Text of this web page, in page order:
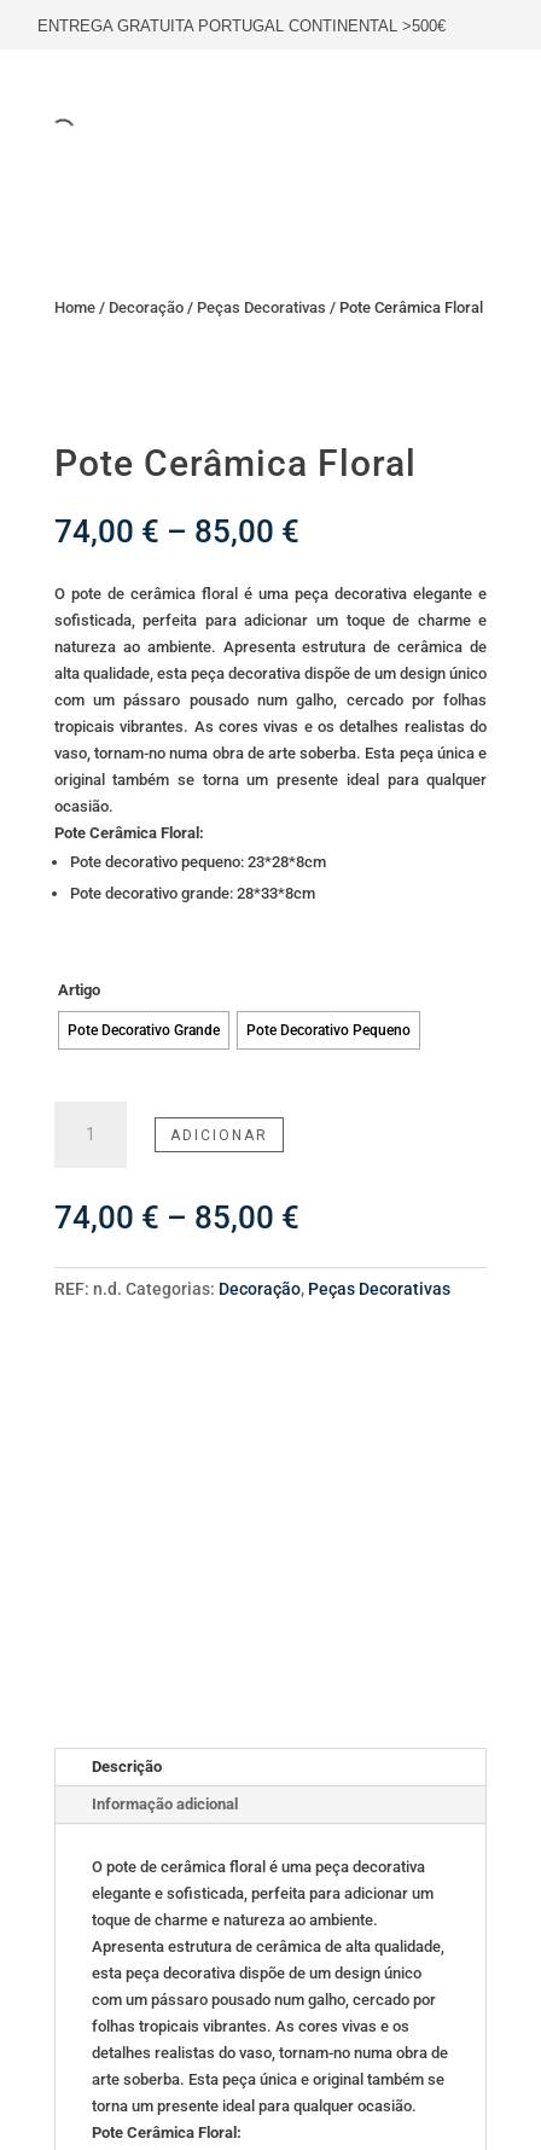
ENTREGA GRATUITA PORTUGAL CONTINENTAL >500€
Home/ Decoração/ Peças Decorativas / Pote Cerâmica Floral
Pote Cerâmica Floral
74,00 € – 85,00 €Price
74,00 €
through
85,00 €
O pote de cerâmica floral é uma peça decorativa elegante e
sofisticada, perfeita para adicionar um toque de charme e
natureza ao ambiente. Apresenta estrutura de cerâmica de
alta qualidade, esta peça decorativa dispõe de um design único
com um pássaro pousado num galho, cercado por folhas
tropicais vibrantes. As cores vivas e os detalhes realistas do
vaso, tornam-no numa obra de arte soberba. Esta peça única e
original também se torna um presente ideal para qualquer
ocasião.
Pote Cerâmica Floral:
Pote decorativo pequeno: 23*28*8cm
Pote decorativo grande: 28*33*8cm
Artigo
Pote Decorativo Grande Pote Decorativo Pequeno
Floral
ADICIONAR
74,00 € – 85,00 €Price
74,00 €
through
REF: n.d. Categorias: Decoração, Peças Decorativas
Descrição
Informação adicional
O pote de cerâmica floral é uma peça decorativa
elegante e sofisticada, perfeita para adicionar um
toque de charme e natureza ao ambiente.
Apresenta estrutura de cerâmica de alta qualidade,
esta peça decorativa dispõe de um design único
com um pássaro pousado num galho, cercado por
folhas tropicais vibrantes. As cores vivas e os
detalhes realistas do vaso, tornam-no numa obra de
arte soberba. Esta peça única e original também se
torna um presente ideal para qualquer ocasião.
Pote Cerâmica Floral: